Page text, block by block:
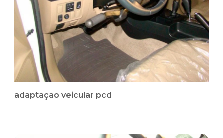
adaptação veicular pcd